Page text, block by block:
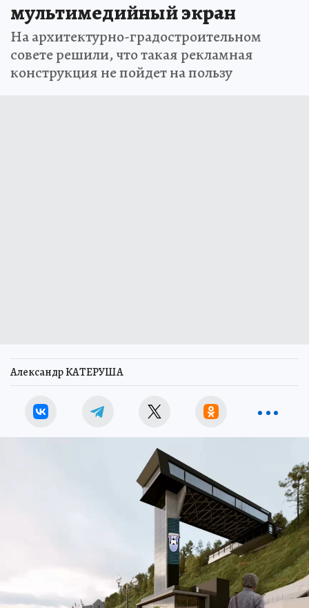
мультимедийный экран
На архитектурно-градостроительном
совете решили, что такая рекламная
конструкция не пойдет на пользу
Александр КАТЕРУША